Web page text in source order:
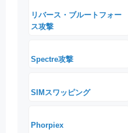
リバース・ブルートフォー
ス攻撃
Spectre攻撃
SIMスワッピング
Phorpiex